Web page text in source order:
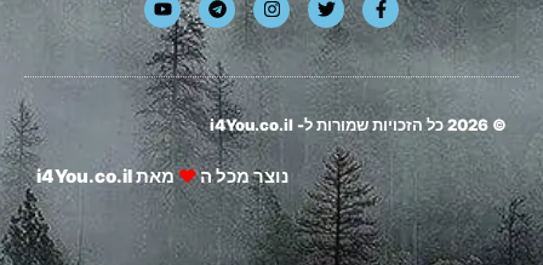
© 2026 כל הזכויות שמורות ל- i4You.co.il
נוצר מכל ה❤מאתi4You.co.il